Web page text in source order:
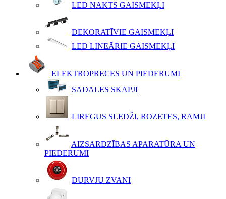
LED NAKTS GAISMEKĻI
DEKORATĪVIE GAISMEKĻI
LED LINEĀRIE GAISMEKĻI
ELEKTROPRECES UN PIEDERUMI
SADALES SKAPJI
LIREGUS SLĒDŽI, ROZETES, RĀMJI
AIZSARDZĪBAS APARATŪRA UN
PIEDERUMI
DURVJU ZVANI